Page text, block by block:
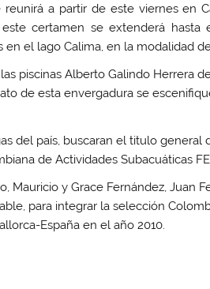
a partir de este viernes en
certamen se extenderá
el lago Calima, en la modalidad
piscinas Alberto Galindo Herrera
de esta envergadura se
del país, buscaran el titulo general
de Actividades Subacuáticas
Mauricio y Grace Fernández, Juan
para integrar la selección
España en el año 2010.